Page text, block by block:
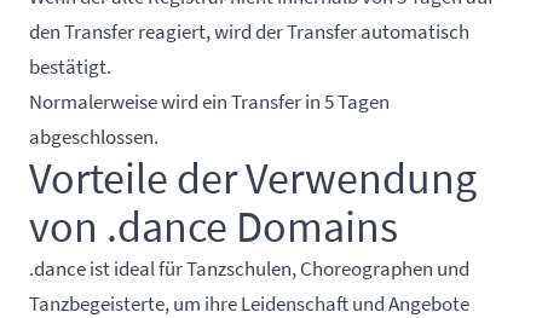
den Transfer reagiert, wird der Transfer automatisch
bestätigt.
Normalerweise wird ein Transfer in 5 Tagen
abgeschlossen.
Vorteile der Verwendung
von .dance Domains
.dance ist ideal für Tanzschulen, Choreographen und
Tanzbegeisterte, um ihre Leidenschaft und Angebote